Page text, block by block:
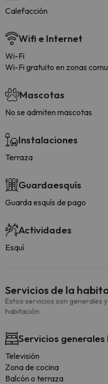
Calefacción
Wifi e Internet
Wi-Fi
Wi-Fi gratuito en zonas
Mascotas
No se admiten mascotas
Instalaciones
Terraza
Guardaesquís
Guarda esquís de pago
Actividades
Esquí
Servicios de la
Estos servicios son generales
habitación.
Servicios
Televisión
Zona de cocina
Balcón o terraza